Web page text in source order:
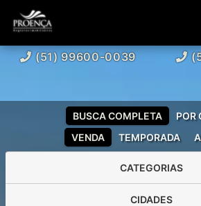
(51) 99600-0039
VENDA TEMPORADA
BUSCA COMPLETA POR
CATEGORIAS
CIDADES